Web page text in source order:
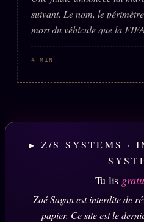
suivant. Le nom, le
mort du véhicule que la
4 MIN
▸ Z/S SYSTEMS ·
Tu lis
Zoé Sagan est interdite de
papier. Ce site est le